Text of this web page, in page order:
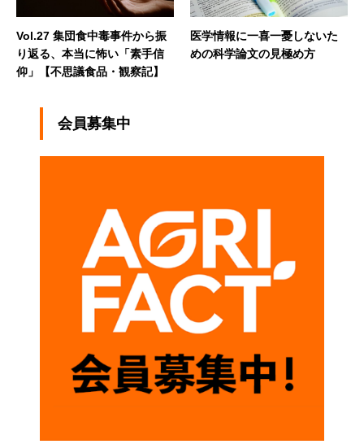
Vol.27 集団食中毒事件から振
り返る、本当に怖い「素手信
仰」【不思議食品・観察記】
医学情報に一喜一憂しないた
めの科学論文の見極め方
会員募集中